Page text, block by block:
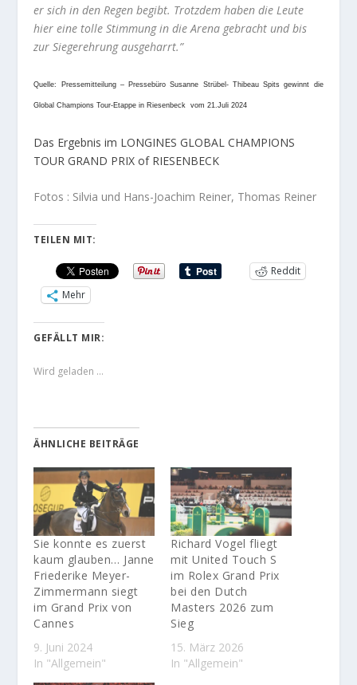
er sich in den Regen begibt. Trotzdem haben die Leute
hier eine tolle Stimmung in die Arena gebracht und bis
zur Siegerehrung ausgeharrt.”
Quelle: Pressemitteilung – Pressebüro Susanne Strübel- Thibeau Spits gewinnt die
Global Champions Tour-Etappe in Riesenbeck vom 21.Juli 2024
Das Ergebnis im LONGINES GLOBAL CHAMPIONS
TOUR GRAND PRIX of RIESENBECK
Fotos : Silvia und Hans-Joachim Reiner, Thomas Reiner
TEILEN MIT:
Reddit
Mehr
GEFÄLLT MIR:
Wird geladen …
ÄHNLICHE BEITRÄGE
Sie konnte es zuerst
kaum glauben… Janne
Friederike Meyer-
Zimmermann siegt
im Grand Prix von
Cannes
9. Juni 2024
In "Allgemein"
Richard Vogel fliegt
mit United Touch S
im Rolex Grand Prix
bei den Dutch
Masters 2026 zum
Sieg
15. März 2026
In "Allgemein"